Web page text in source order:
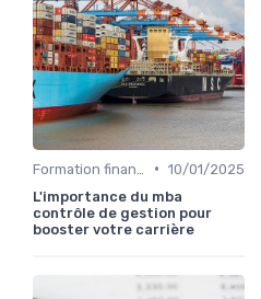
• 10/01/2025
L'importance du mba
contrôle de gestion pour
booster votre carrière